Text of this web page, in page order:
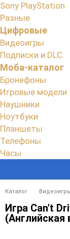
Sony PlayStation
Разные
Цифровые
Видеоигры
Подписки и DLC
Моба-каталог
Бронефоны
Игровые модели
Наушники
Ноутбуки
Планшеты
Телефоны
Часы
Каталог
Игра Can't
(Английская